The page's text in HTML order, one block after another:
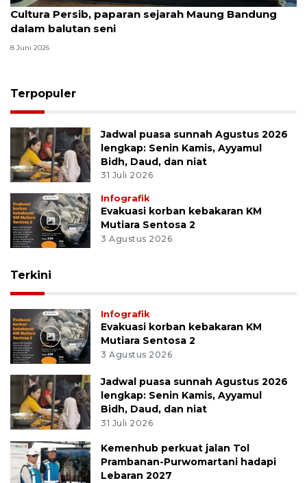
Cultura Persib, paparan sejarah Maung Bandung
dalam balutan seni
8 Juni 2026
Terpopuler
Jadwal puasa sunnah Agustus 2026
lengkap: Senin Kamis, Ayyamul
Bidh, Daud, dan niat
31 Juli 2026
Infografik
Evakuasi korban kebakaran KM
Mutiara Sentosa 2
3 Agustus 2026
Terkini
Infografik
Evakuasi korban kebakaran KM
Mutiara Sentosa 2
3 Agustus 2026
Jadwal puasa sunnah Agustus 2026
lengkap: Senin Kamis, Ayyamul
Bidh, Daud, dan niat
31 Juli 2026
Kemenhub perkuat jalan Tol
Prambanan-Purwomartani hadapi
Lebaran 2027